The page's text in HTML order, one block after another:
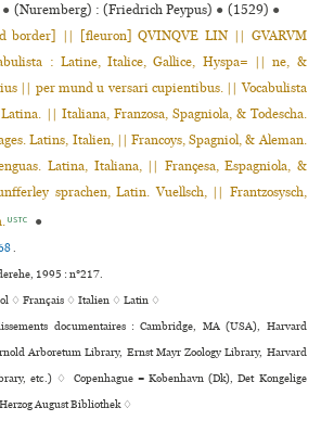
● (Nuremberg) : (Friedrich Peypus) ● (1529) ●
border] || [fleu­ron] QVINQVE LIN || GVARVM
: Latine, Italice, Gallice, Hyspa= || ne, &
|| per mund u versari cupientibus. || Vocabulista
|| Italiana, Franzosa, Spagniola, & Todescha.
Latins, Italien, || Francoys, Spagniol, & Aleman.
Latina, Italiana, || Françesa, Espagniola, &
sprachen, Latin. Vuellsch, || Frantzosysch,
USTC ●
.
1995 : n°217.
♢Français ♢Italien ♢Latin ♢
documentaires : Cambridge, MA (USA), Harvard
Arboretum Library, Ernst Mayr Zoology Library, Harvard
etc.) ♢ Copenhague = København (Dk), Det Kongelige
August Bibliothek ♢